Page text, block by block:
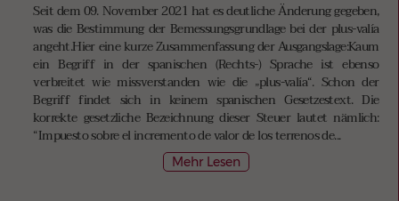
Seit dem 09. November 2021 hat es deutliche Änderung gegeben,
was die Bestimmung der Bemessungsgrundlage bei der plus-valía
angeht.Hier eine kurze Zusammenfassung der Ausgangslage:Kaum
ein Begriff in der spanischen (Rechts-) Sprache ist ebenso
verbreitet wie missverstanden wie die „plus-valía“. Schon der
Begriff findet sich in keinem spanischen Gesetzestext. Die
korrekte gesetzliche Bezeichnung dieser Steuer lautet nämlich:
“Impuesto sobre el incremento de valor de los terrenos de...
Mehr Lesen